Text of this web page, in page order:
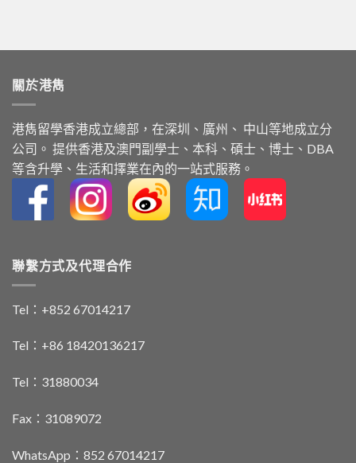
關於港雋
港雋留學⾹港成⽴總部，在深圳、廣州、 中⼭等地成⽴分
公司。 提供⾹港及澳⾨副學⼠、本科、碩⼠、博⼠、DBA
等含升學、⽣活和擇業在內的⼀站式服務。
聯繫方式及代理合作
Tel：+852 67014217
Tel：+86 18420136217
Tel：31880034
Fax：31089072
WhatsApp：852 67014217